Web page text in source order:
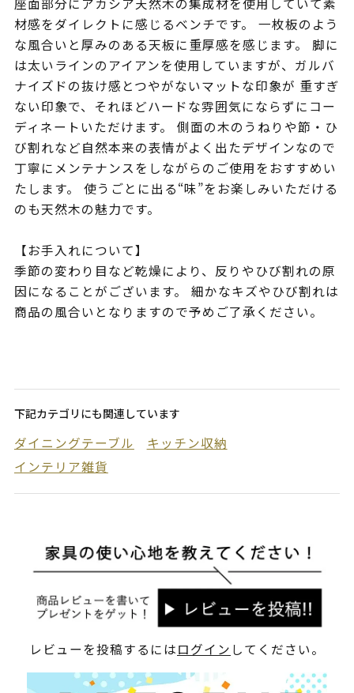
座面部分にアカシア天然木の集成材を使用していて素
材感をダイレクトに感じるベンチです。 一枚板のよう
な風合いと厚みのある天板に重厚感を感じます。 脚に
は太いラインのアイアンを使用していますが、ガルバ
ナイズドの抜け感とつやがないマットな印象が 重すぎ
ない印象で、それほどハードな雰囲気にならずにコー
ディネートいただけます。 側面の木のうねりや節・ひ
び割れなど自然本来の表情がよく出たデザインなので
丁寧にメンテナンスをしながらのご使用をおすすめい
たします。 使うごとに出る“味”をお楽しみいただける
のも天然木の魅力です。
【お手入れについて】
季節の変わり目など乾燥により、反りやひび割れの原
因になることがございます。 細かなキズやひび割れは
商品の風合いとなりますので予めご了承ください。
下記カテゴリにも関連しています
ダイニングテーブル
キッチン収納
インテリア雑貨
レビューを投稿するにはログイン してください。